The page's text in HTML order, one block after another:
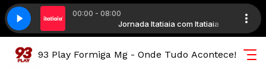
00:00 - 08:00
com Itatiaia Jornada Itatiaia com Itatiaia
Assim, Da Agua Pro Vinho, VendavaisTeodoro & Sampaio - Se
93 Play Formiga Mg - Onde Tudo Acontece!